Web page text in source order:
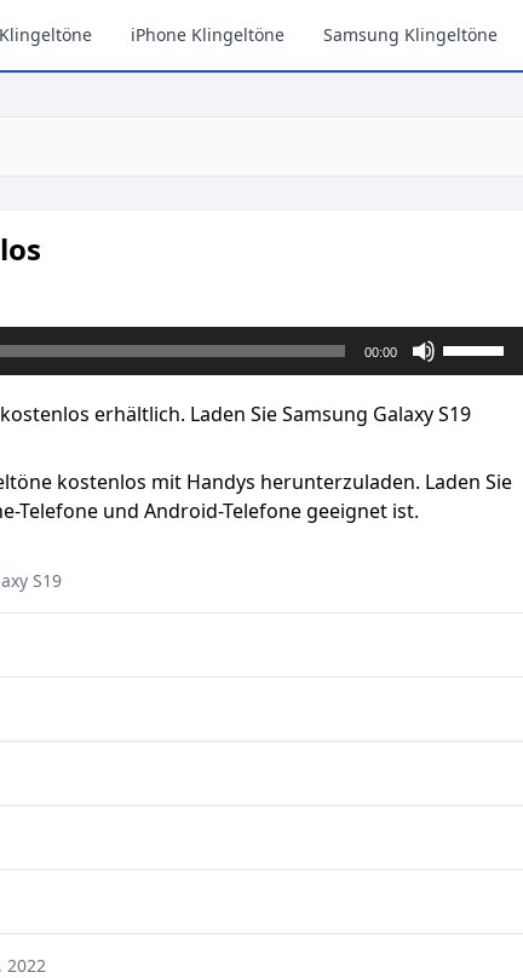
iPhone Klingeltöne Samsung Klingeltöne
00:00
um
Lautstärke
erhältlich. Laden Sie Samsung Galaxy S19
kostenlos mit Handys herunterzuladen. Laden Sie
Telefone und Android-Telefone geeignet ist.
S19
2022